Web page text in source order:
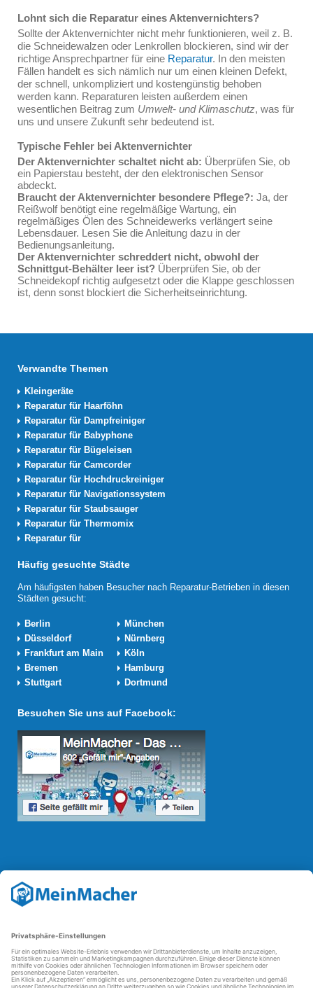
Lohnt sich die Reparatur eines Aktenvernichters?
Sollte der Aktenvernichter nicht mehr funktionieren, weil z. B.
die Schneidewalzen oder Lenkrollen blockieren, sind wir der
richtige Ansprechpartner für eine Reparatur. In den meisten
Fällen handelt es sich nämlich nur um einen kleinen Defekt,
der schnell, unkompliziert und kostengünstig behoben
werden kann. Reparaturen leisten außerdem einen
wesentlichen Beitrag zum Umwelt- und Klimaschutz, was für
uns und unsere Zukunft sehr bedeutend ist.
Typische Fehler bei Aktenvernichter
Der Aktenvernichter schaltet nicht ab: Überprüfen Sie, ob
ein Papierstau besteht, der den elektronischen Sensor
abdeckt.
Braucht der Aktenvernichter besondere Pflege?: Ja, der
Reißwolf benötigt eine regelmäßige Wartung, ein
regelmäßiges Ölen des Schneidewerks verlängert seine
Lebensdauer. Lesen Sie die Anleitung dazu in der
Bedienungsanleitung.
Der Aktenvernichter schreddert nicht, obwohl der
Schnittgut-Behälter leer ist? Überprüfen Sie, ob der
Schneidekopf richtig aufgesetzt oder die Klappe geschlossen
ist, denn sonst blockiert die Sicherheitseinrichtung.
Verwandte Themen
Kleingeräte
Reparatur für Haarföhn
Reparatur für Dampfreiniger
Reparatur für Babyphone
Reparatur für Bügeleisen
Reparatur für Camcorder
Reparatur für Hochdruckreiniger
Reparatur für Navigationssystem
Reparatur für Staubsauger
Reparatur für Thermomix
Reparatur für
Häufig gesuchte Städte
Am häufigsten haben Besucher nach Reparatur-Betrieben in diesen
Städten gesucht:
Berlin
München
Düsseldorf
Nürnberg
Frankfurt am Main
Köln
Bremen
Hamburg
Stuttgart
Dortmund
Besuchen Sie uns auf Facebook:
Reparatur Revolution
Mit derReparatur-Revolution
Reparaturbedingungen in Deutschland: Für Produkte, die sich gut
reparierenden Betriebe und des Reparatur-Know-hows in
Deutschland.
Weitere Informationen